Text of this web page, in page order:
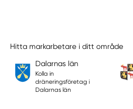
Hitta markarbetare i ditt område
Dalarnas län
Kolla in
dräneringsföretag i
Dalarnas län